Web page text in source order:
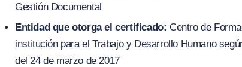
Gestión Documental
Entidad que otorga el certificado: Centro de
institución para el Trabajo y Desarrollo Humano
del 24 de marzo de 2017